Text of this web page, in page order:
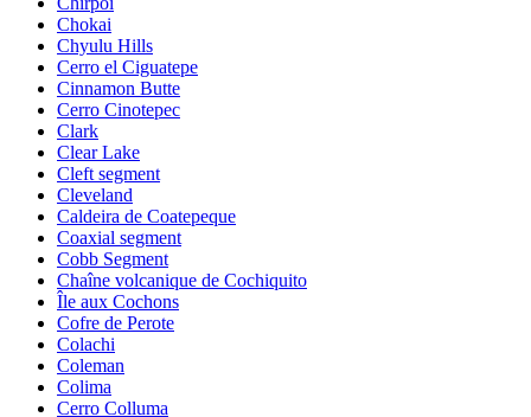
Chokai
Chyulu Hills
Cerro el Ciguatepe
Cinnamon Butte
Cerro Cinotepec
Clark
Clear Lake
Cleft segment
Cleveland
Caldeira de Coatepeque
Coaxial segment
Cobb Segment
Chaîne volcanique de Cochiquito
Île aux Cochons
Cofre de Perote
Colachi
Coleman
Colima
Cerro Colluma